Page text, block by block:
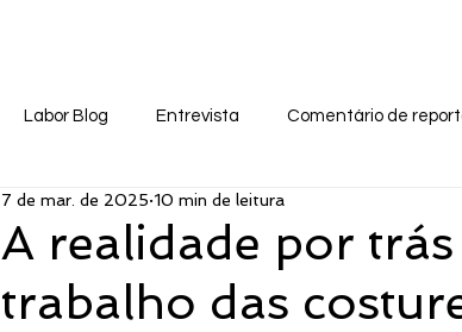
Labor Blog Entrevista Comentário de
A realidade por
trabalho das
7 de mar. de 2025 10 min de leitura